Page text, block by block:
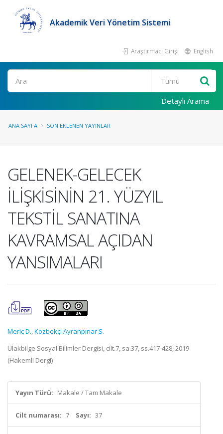
Akademik Veri Yönetim Sistemi
Araştırmacı Girişi English
Ara
Detaylı Arama
ANA SAYFA SON EKLENEN YAYINLAR
GELENEK-GELECEK
İLİŞKİSİNİN 21. YÜZYIL
TEKSTİL SANATINA
KAVRAMSAL AÇIDAN
YANSIMALARI
Meriç D.,Kozbekçi Ayranpınar S.
Ulakbilge Sosyal Bilimler Dergisi, cilt.7, sa.37, ss.417-428, 2019
(Hakemli Dergi)
Yayın Türü: Makale / Tam Makale
Cilt numarası: 7 Sayı: 37